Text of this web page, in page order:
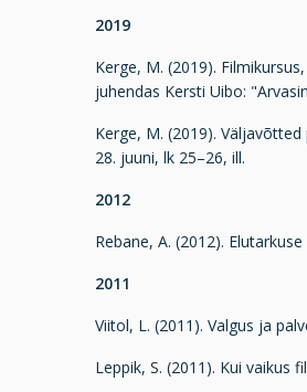
2019
Kerge, M. (2019).
juhendas Kersti Uibo:
Kerge, M. (2019).
28. juuni, lk 25–26, ill.
2012
Rebane, A. (2012).
2011
Viitol, L. (2011). Valgus ja
Leppik, S. (2011). Kui vaikus